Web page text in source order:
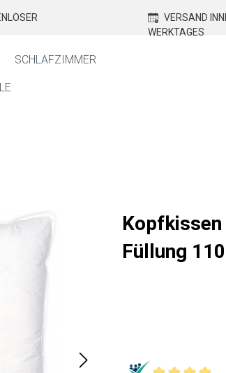
VERSAND
WERKTAGES
SCHLAFZIMMER
Kopfkissen
Füllung